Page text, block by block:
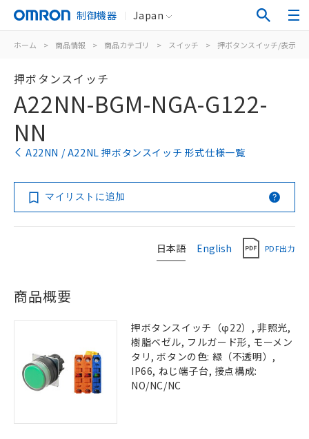
制御機器 Japan
ホーム > 商品情報 > 商品カテゴリ > スイッチ > 押ボタンスイッチ/表示灯
押ボタンスイッチ
A22NN-BGM-NGA-G122-
NN
A22NN / A22NL 押ボタンスイッチ 形式仕様一覧
マイリストに追加
日本語 English PDF出力
商品概要
押ボタンスイッチ（φ22）, 非照光,
樹脂ベゼル, フルガード形, モーメン
タリ, ボタンの色: 緑（不透明）,
IP66, ねじ端子台, 接点構成:
NO/NC/NC